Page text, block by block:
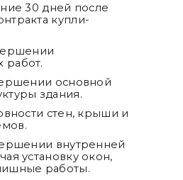
30 дней после
купли-
работ.
основной
здания.
стен, крыши и
внутренней
установку окон,
работы.